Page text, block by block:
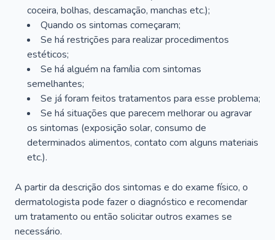
coceira, bolhas, descamação, manchas etc.);
Quando os sintomas começaram;
Se há restrições para realizar procedimentos
estéticos;
Se há alguém na família com sintomas
semelhantes;
Se já foram feitos tratamentos para esse problema;
Se há situações que parecem melhorar ou agravar
os sintomas (exposição solar, consumo de
determinados alimentos, contato com alguns materiais
etc.).
A partir da descrição dos sintomas e do exame físico, o
dermatologista pode fazer o diagnóstico e recomendar
um tratamento ou então solicitar outros exames se
necessário.